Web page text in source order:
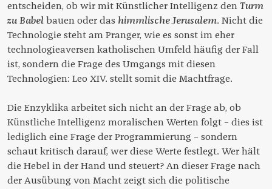
entscheiden, ob wir mit Künstlicher Intelligenz den Turm
zu Babel bauen oder das himmlische Jerusalem. Nicht die
Technologie steht am Pranger, wie es sonst im eher
technologieaversen katholischen Umfeld häufig der Fall
ist, sondern die Frage des Umgangs mit diesen
Technologien: Leo XIV. stellt somit die Machtfrage.
Die Enzyklika arbeitet sich nicht an der Frage ab, ob
Künstliche Intelligenz moralischen Werten folgt – dies ist
lediglich eine Frage der Programmierung – sondern
schaut kritisch darauf, wer diese Werte festlegt. Wer hält
die Hebel in der Hand und steuert? An dieser Frage nach
der Ausübung von Macht zeigt sich die politische